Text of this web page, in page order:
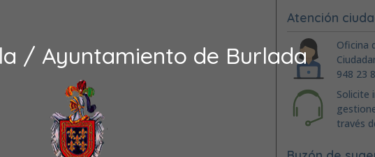
/ Ayuntamiento de Burlada
Atención
Oficina
948 23
Solicite
través